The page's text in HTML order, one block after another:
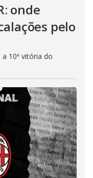
onde
pelo
10ª vitória do